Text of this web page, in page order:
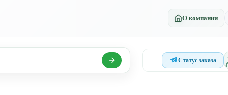
О компании
Статус заказа